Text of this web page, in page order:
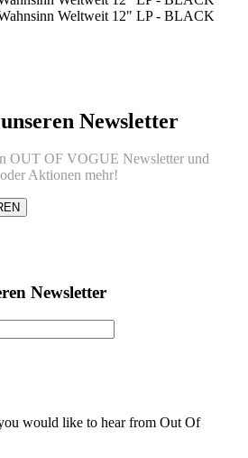
Newsletter
OUT OF VOGUE Newsletter und
Aktionen mehr!
Newsletter
would like to hear from Out Of